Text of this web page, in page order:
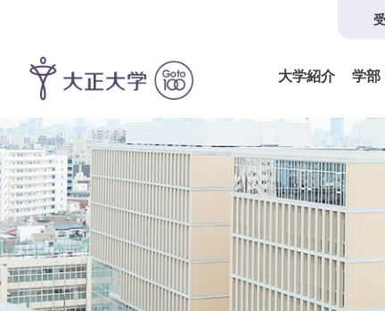
大学紹介 学部